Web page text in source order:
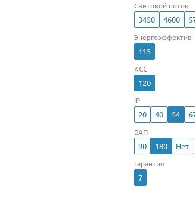
Световой поток
3450 4600
115
КСС
120
IP
20 40 54
БАП
90 180 Нет
Гарантия
7